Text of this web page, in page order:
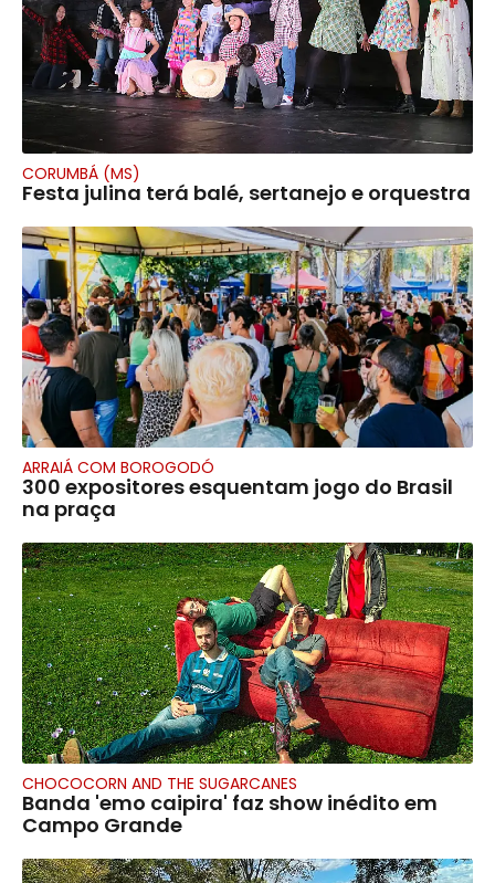
CORUMBÁ (MS)
Festa julina terá balé, sertanejo e orquestra
ARRAIÁ COM BOROGODÓ
300 expositores esquentam jogo do Brasil
na praça
CHOCOCORN AND THE SUGARCANES
Banda 'emo caipira' faz show inédito em
Campo Grande